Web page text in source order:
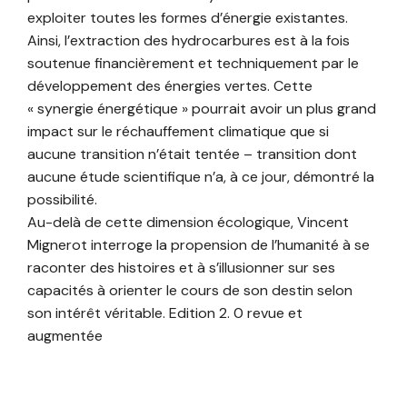
exploiter toutes les formes d’énergie existantes.
Ainsi, l’extraction des hydrocarbures est à la fois
soutenue financièrement et techniquement par le
développement des énergies vertes. Cette
« synergie énergétique » pourrait avoir un plus grand
impact sur le réchauffement climatique que si
aucune transition n’était tentée – transition dont
aucune étude scientifique n’a, à ce jour, démontré la
possibilité.
Au-delà de cette dimension écologique, Vincent
Mignerot interroge la propension de l’humanité à se
raconter des histoires et à s’illusionner sur ses
capacités à orienter le cours de son destin selon
son intérêt véritable. Edition 2. 0 revue et
augmentée